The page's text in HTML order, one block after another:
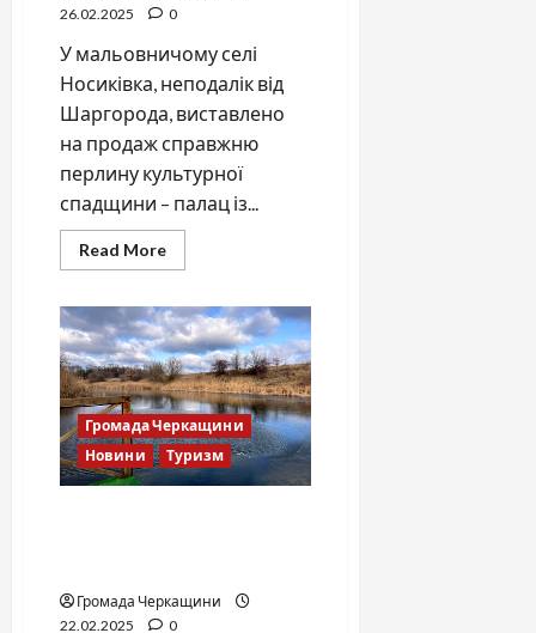
26.02.2025
0
У мальовничому селі
Носиківка, неподалік від
Шаргорода, виставлено
на продаж справжню
перлину культурної
спадщини – палац із...
Read MoreRead
more
палац
на
Вінниччині
шукає
нових
господарів
для
відродження
Громада Черкащини
Новини
Туризм
Громада Черкащини
22.02.2025
0